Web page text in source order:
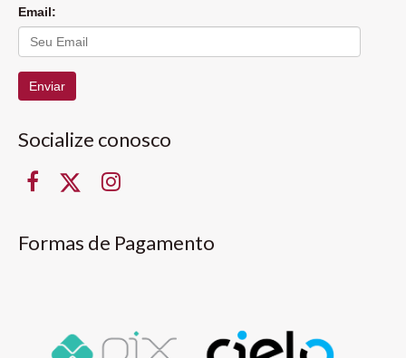
Email:
Enviar
Socialize conosco
Formas de Pagamento